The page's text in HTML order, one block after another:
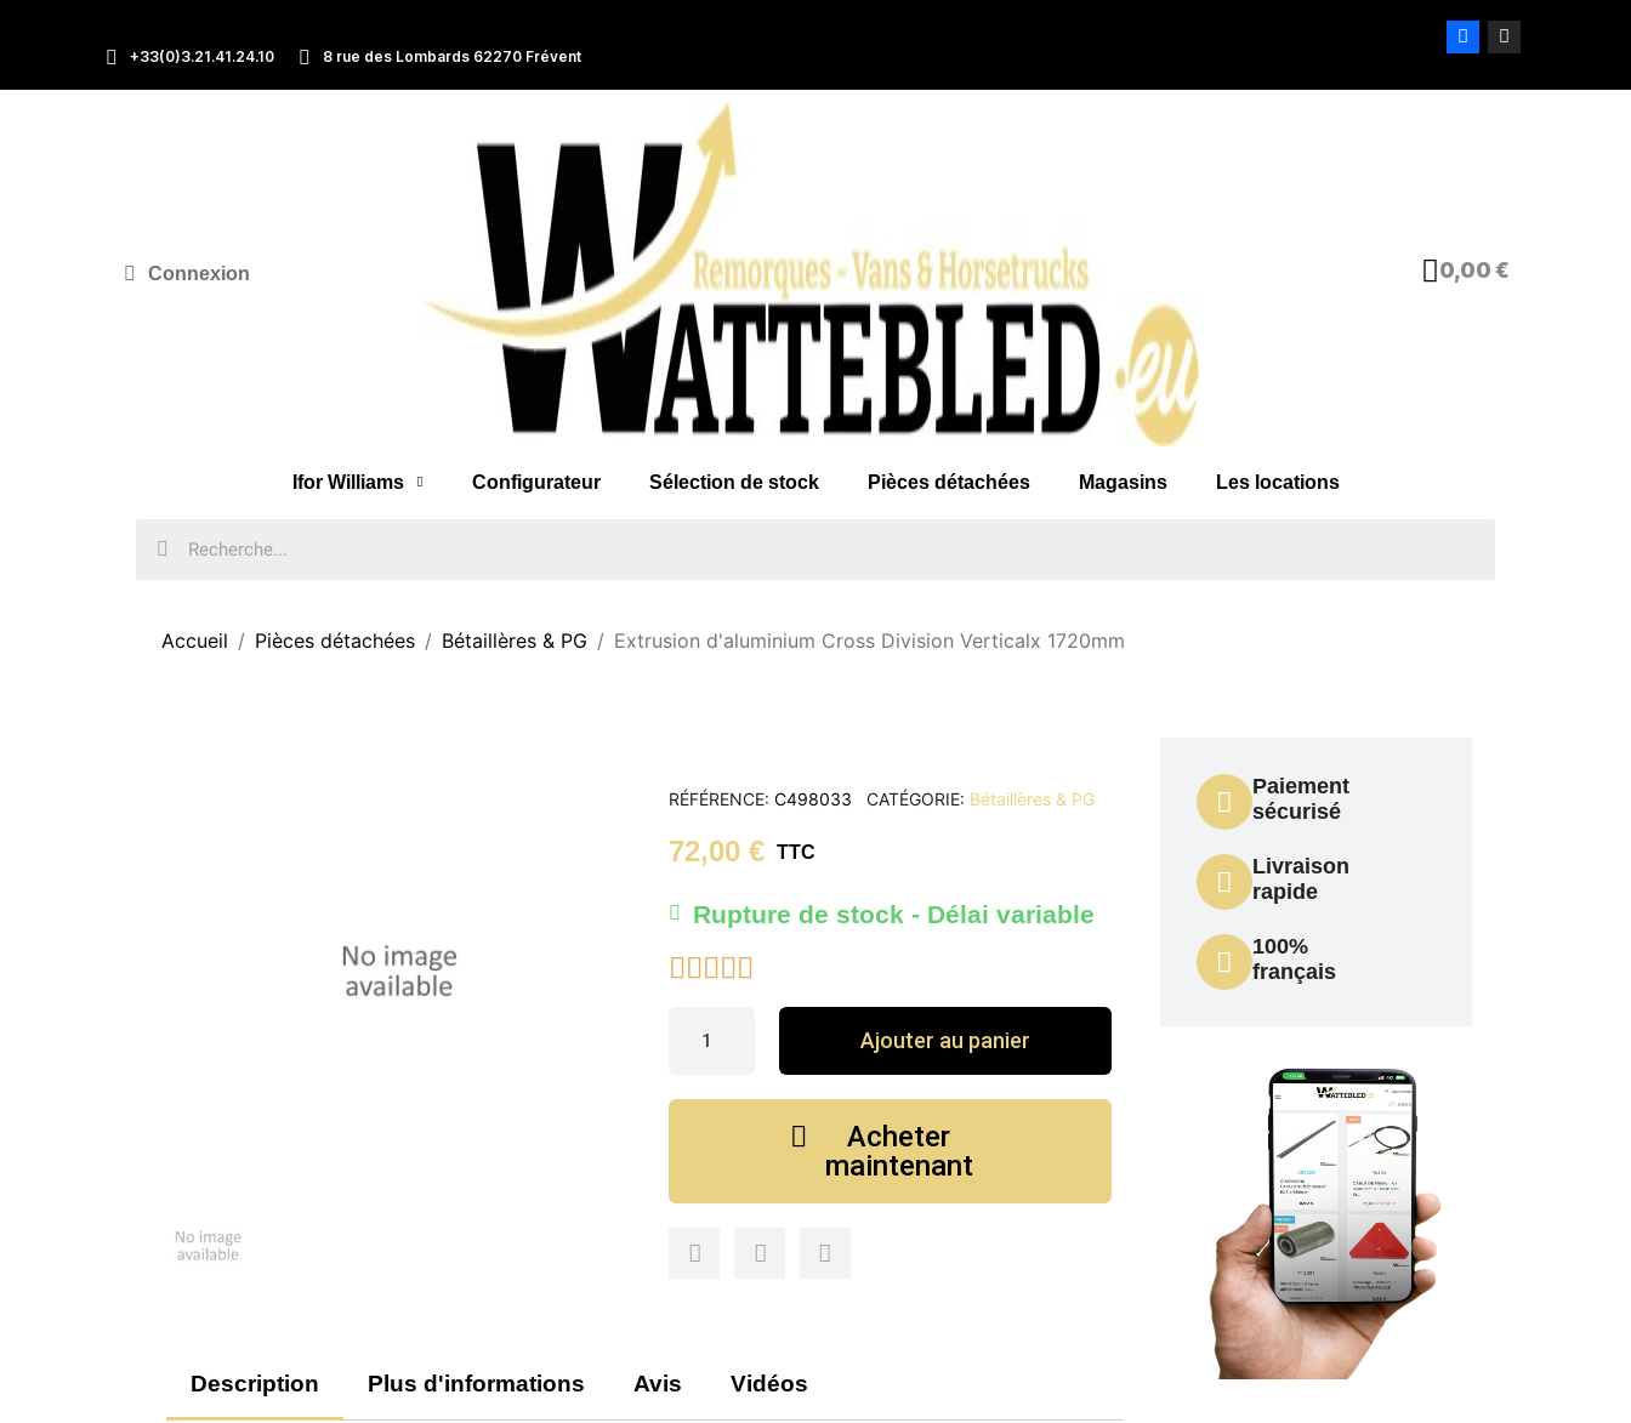
+33(0)3.21.41.24.10 8 rue des Lombards 62270 Frévent
Connexion 0,00 €
Ifor Williams Configurateur Sélection de stock Pièces détachées Magasins Les locations
Accueil Pièces détachées Bétaillères & PG Extrusion d'aluminium Cross Division Verticalx 1720mm
RÉFÉRENCE C498033 CATÉGORIE Bétaillères & PG
72,00 € TTC
Rupture de stock - Délai variable
    
Ajouter au panier
Acheter
maintenant
Description Plus d'informations Avis Vidéos
Paiement
sécurisé
Livraison
rapide
100%
français